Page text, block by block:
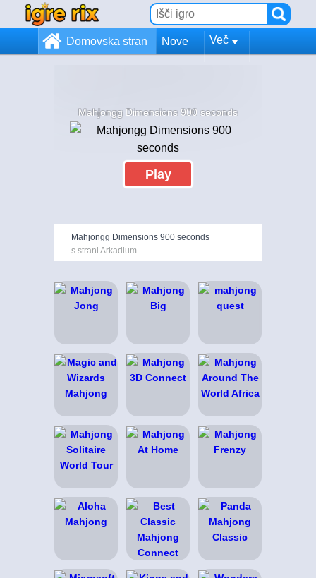
Domovska stran Nove Več
Mahjongg Dimensions 900 seconds
Play
Mahjongg Dimensions 900 seconds
s strani Arkadium